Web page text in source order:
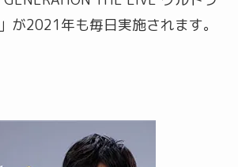
が2021年も毎日実施されます。